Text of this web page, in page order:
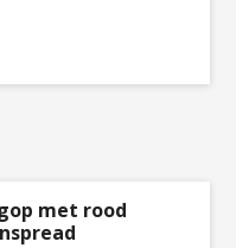
met rood